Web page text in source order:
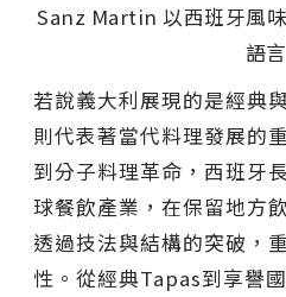
Sanz Martin 以西班牙風
語言
若說義大利展現的是經典
則代表著當代料理發展的
到分子料理革命，西班牙
球餐飲產業，在保留地方
透過技法與結構的突破，
性。從經典Tapas到享譽